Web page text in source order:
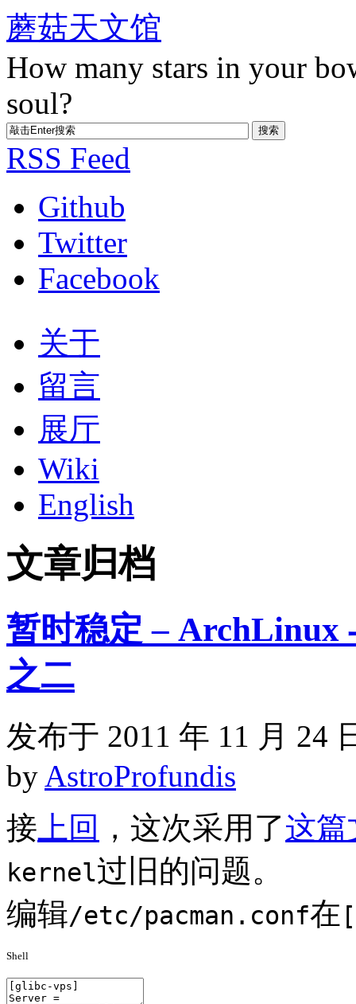
蘑菇天文馆
How many stars in your
soul?
RSS Feed
Github
Twitter
Facebook
关于
留言
展厅
Wiki
English
文章归档
暂时稳定 – ArchLinux
之二
发布于 2011 年 11 月 24
by AstroProfundis
接 上回 ，这次采用了这篇
kernel过旧的问题。
编辑/etc/pacman.conf在
Shell